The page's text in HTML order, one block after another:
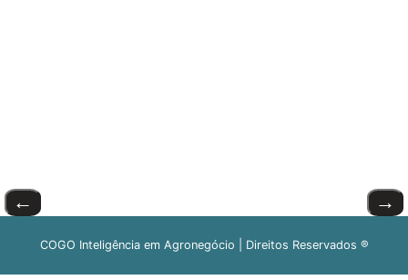
← →
COGO Inteligência em Agronegócio | Direitos Reservados ®